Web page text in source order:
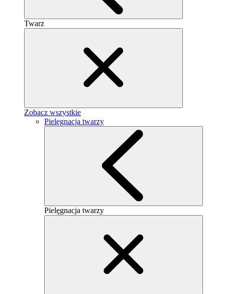
Twarz
Zobacz wszystkie
Pielęgnacja twarzy
Pielęgnacja twarzy